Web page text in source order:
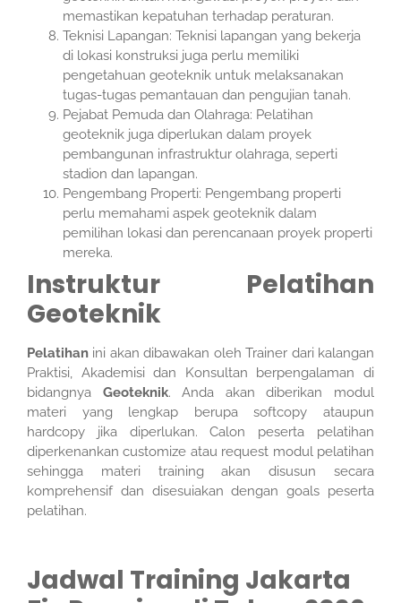
memastikan kepatuhan terhadap peraturan.
Teknisi Lapangan: Teknisi lapangan yang bekerja
di lokasi konstruksi juga perlu memiliki
pengetahuan geoteknik untuk melaksanakan
tugas-tugas pemantauan dan pengujian tanah.
Pejabat Pemuda dan Olahraga: Pelatihan
geoteknik juga diperlukan dalam proyek
pembangunan infrastruktur olahraga, seperti
stadion dan lapangan.
Pengembang Properti: Pengembang properti
perlu memahami aspek geoteknik dalam
pemilihan lokasi dan perencanaan proyek properti
mereka.
Instruktur Pelatihan
Geoteknik
Pelatihan ini akan dibawakan oleh Trainer dari kalangan
Praktisi, Akademisi dan Konsultan berpengalaman di
bidangnya Geoteknik. Anda akan diberikan modul
materi yang lengkap berupa softcopy ataupun
hardcopy jika diperlukan. Calon peserta pelatihan
diperkenankan customize atau request modul pelatihan
sehingga materi training akan disusun secara
komprehensif dan disesuiakan dengan goals peserta
pelatihan.
Jadwal Training Jakarta